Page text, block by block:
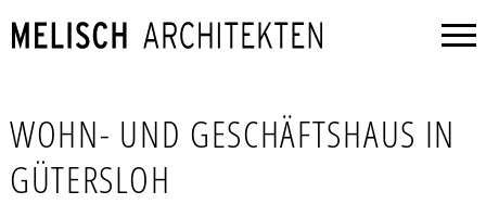
WOHN- UND GESCHÄFTSHAUS IN
GÜTERSLOH